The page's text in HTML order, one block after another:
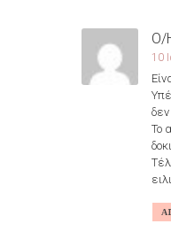
Ο/
10
Το